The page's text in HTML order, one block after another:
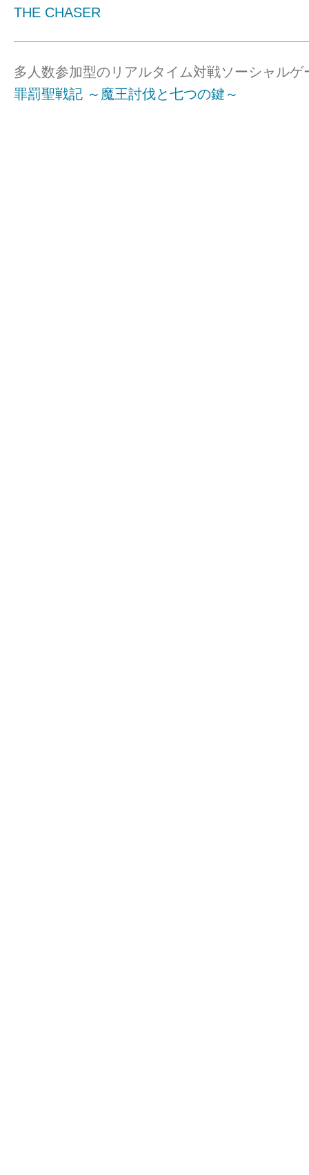
THE CHASER
多人数参加型のリアルタイム対戦ソーシャルゲ
罪罰聖戦記 ～魔王討伐と七つの鍵～